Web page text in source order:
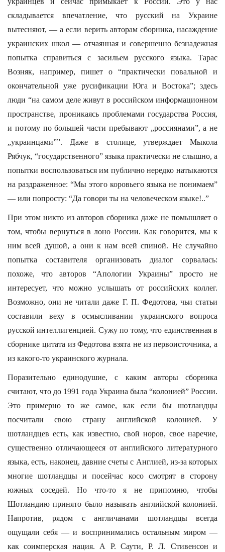
складывается впечатление, что русский на Украине
вытесняют, — а если верить авторам сборника, насаждение
украинских школ — отчаянная и совершенно безнадежная
попытка справиться с засильем русского языка. Тарас
Возняк, например, пишет о “практически повальной и
окончательной уже русификации Юга и Востока”; здесь
люди “на самом деле живут в российском информационном
пространстве, проникаясь проблемами государства Россия,
и потому по большей части пребывают „россиянами”, а не
„украинцами””. Даже в столице, утверждает Мыкола
Рябчук, “государственного” языка практически не слышно, а
попытки воспользоваться им публично нередко натыкаются
на раздраженное: “Мы этого коровьего языка не понимаем”
— или попросту: “Да говори ты на человеческом языке!..”
При этом никто из авторов сборника даже не помышляет о
том, чтобы вернуться в лоно России. Как говорится, мы к
ним всей душой, а они к нам всей спиной. Не случайно
попытка составителя организовать диалог сорвалась:
похоже, что авторов “Апологии Украины” просто не
интересует, что можно услышать от российских коллег.
Возможно, они не читали даже Г. П. Федотова, чьи статьи
составили веху в осмысливании украинского вопроса
русской интеллигенцией. Сужу по тому, что единственная в
сборнике цитата из Федотова взята не из первоисточника, а
из какого-то украинского журнала.
Поразительно единодушие, с каким авторы сборника
считают, что до 1991 года Украина была “колонией” России.
Это примерно то же самое, как если бы шотландцы
посчитали свою страну английской колонией. У
шотландцев есть, как известно, свой норов, свое наречие,
существенно отличающееся от английского литературного
языка, есть, наконец, давние счеты с Англией, из-за которых
многие шотландцы и посейчас косо смотрят в сторону
южных соседей. Но что-то я не припомню, чтобы
Шотландию принято было называть английской колонией.
Напротив, рядом с англичанами шотландцы всегда
ощущали себя — и воспринимались остальным миром —
как соимперская нация. А Р. Саути, Р. Л. Стивенсон и